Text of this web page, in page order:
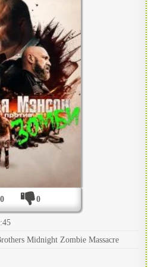
0 0
Midnight Zombie Massacre